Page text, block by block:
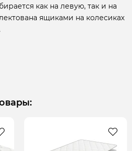
как на левую, так и на
ящиками на колесиках